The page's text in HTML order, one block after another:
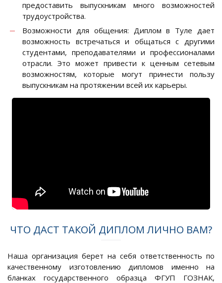
предоставить выпускникам много возможностей
трудоустройства.
Возможности для общения: Диплом в Туле дает
возможность встречаться и общаться с другими
студентами, преподавателями и профессионалами
отрасли. Это может привести к ценным сетевым
возможностям, которые могут принести пользу
выпускникам на протяжении всей их карьеры.
ЧТО ДАСТ ТАКОЙ ДИПЛОМ ЛИЧНО ВАМ?
Наша организация берет на себя ответственность по
качественному изготовлению дипломов именно на
бланках государственного образца ФГУП ГОЗНАК,